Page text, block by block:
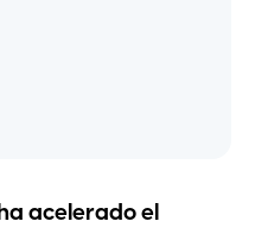
acelerado el